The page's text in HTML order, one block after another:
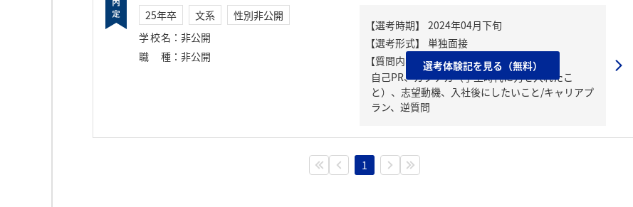
25年卒 文系
性別非公開
学校名 ： 非公開
職種 ： 非公開
【質問内容・課題】
自己PR、ガクチカ（学生時代に力を入れたこ
と）、志望動機、入社後にしたいこと/キャリアプ
ラン、逆質問
選考体験記を見る（無料）
1